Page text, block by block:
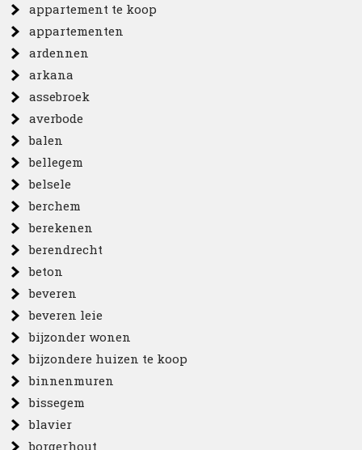
appartement te koop
appartementen
ardennen
arkana
assebroek
averbode
balen
bellegem
belsele
berchem
berekenen
berendrecht
beton
beveren
beveren leie
bijzonder wonen
bijzondere huizen te koop
binnenmuren
bissegem
blavier
borgerhout